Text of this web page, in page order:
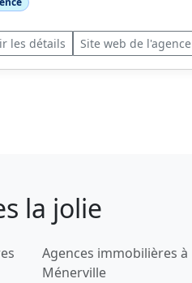
les détails Site web de l'agence
la jolie
Agences immobilières à
Ménerville